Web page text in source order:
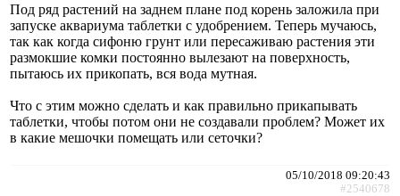
Под ряд растений на заднем плане под корень заложила при
запуске аквариума таблетки с удобрением. Теперь мучаюсь,
так как когда сифоню грунт или пересаживаю растения эти
размокшие комки постоянно вылезают на поверхность,
пытаюсь их прикопать, вся вода мутная.
Что с этим можно сделать и как правильно прикапывать
таблетки, чтобы потом они не создавали проблем? Может их
в какие мешочки помещать или сеточки?
05/10/2018 09:20:43
#2540678